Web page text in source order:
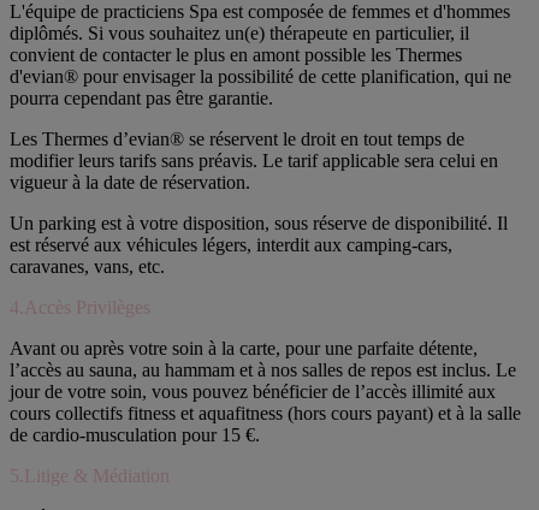
L'équipe de practiciens Spa est composée de femmes et d'hommes
diplômés. Si vous souhaitez un(e) thérapeute en particulier, il
convient de contacter le plus en amont possible les Thermes
d'evian® pour envisager la possibilité de cette planification, qui ne
pourra cependant pas être garantie.
Les Thermes d’evian® se réservent le droit en tout temps de
modifier leurs tarifs sans préavis. Le tarif applicable sera celui en
vigueur à la date de réservation.
Un parking est à votre disposition, sous réserve de disponibilité. Il
est réservé aux véhicules légers, interdit aux camping-cars,
caravanes, vans, etc.
4.Accès Privilèges
Avant ou après votre soin à la carte, pour une parfaite détente,
l’accès au sauna, au hammam et à nos salles de repos est inclus. Le
jour de votre soin, vous pouvez bénéficier de l’accès illimité aux
cours collectifs fitness et aquafitness (hors cours payant) et à la salle
de cardio-musculation pour 15 €.
5.Litige & Médiation